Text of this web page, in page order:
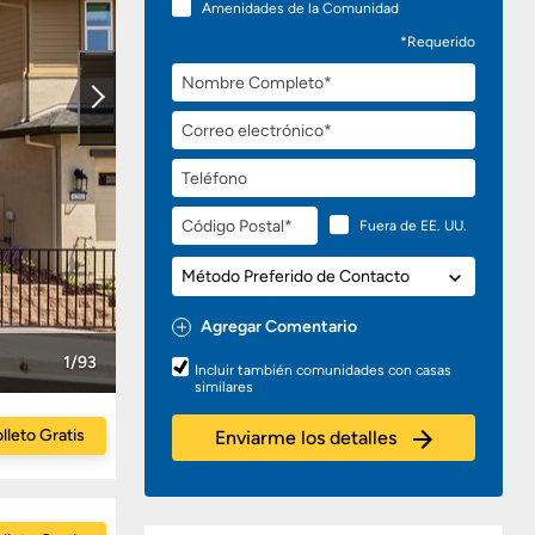
Amenidades de la Comunidad
*Requerido
Nombre
Completo
Correo
electrónico
Teléfono
Código
Postal
Fuera de EE. UU.
Método
Preferido
de
Contacto
Agregar Comentario
Preguntas
o
Comentarios
Incluir también comunidades con casas
similares
Enviarme los detalles
1/93
Gratis